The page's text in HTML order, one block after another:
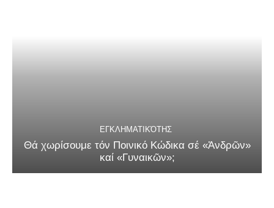
ΕΓΚΛΗΜΑΤΙΚΌΤΗΣ
Θά χωρίσουμε τόν Ποινικό Κώδικα σέ «Ἀνδρῶν»
καί «Γυναικῶν»;